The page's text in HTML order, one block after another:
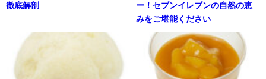
徹底解剖
ー！セブンイレブンの自然の恵
みをご堪能ください